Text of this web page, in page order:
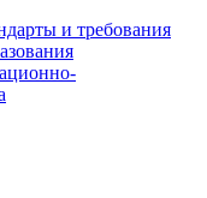
и требования